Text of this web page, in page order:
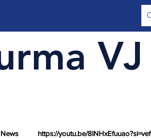
VJ
https://youtu.be/8lNHxEfuuao?si=vef